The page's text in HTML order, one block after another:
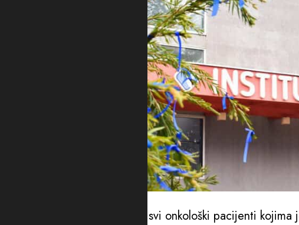
Iz KCCG je pojašnjeno da su svi onkološki pacijenti